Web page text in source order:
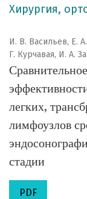
Хирургия,
И. В. Васильев, Е.
Г. Курчавая, И. А.
легких,
лимфоузлов
стадии
PDF